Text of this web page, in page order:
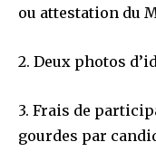
I've read and accept
ou attestation du
2. Deux photos
3. Frais de
gourdes par